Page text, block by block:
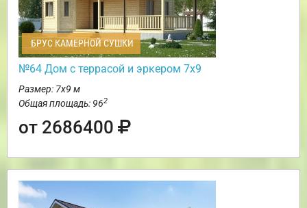
БРУС КАМЕРНОЙ СУШКИ
№64 Дом с террасой и эркером 7х9
Размер: 7х9 м
Общая площадь: 962
от 2686400